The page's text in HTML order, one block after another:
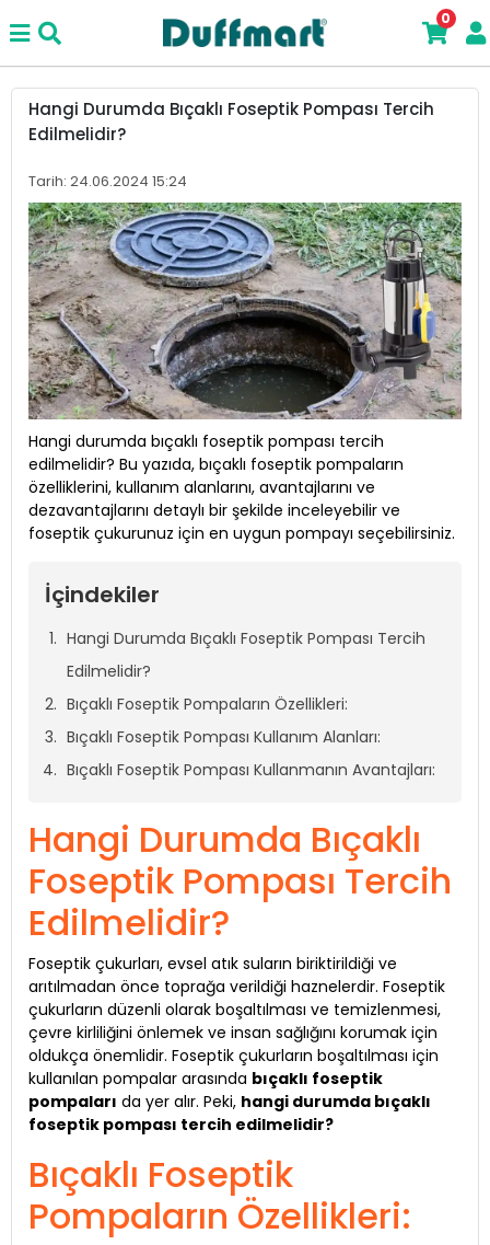
0
Hangi Durumda Bıçaklı Foseptik Pompası Tercih
Edilmelidir?
Tarih: 24.06.2024 15:24
Hangi durumda bıçaklı foseptik pompası tercih
edilmelidir? Bu yazıda, bıçaklı foseptik pompaların
özelliklerini, kullanım alanlarını, avantajlarını ve
dezavantajlarını detaylı bir şekilde inceleyebilir ve
foseptik çukurunuz için en uygun pompayı seçebilirsiniz.
İçindekiler
Hangi Durumda Bıçaklı Foseptik Pompası Tercih
Edilmelidir?
Bıçaklı Foseptik Pompaların Özellikleri:
Bıçaklı Foseptik Pompası Kullanım Alanları:
Bıçaklı Foseptik Pompası Kullanmanın Avantajları:
Hangi Durumda Bıçaklı
Foseptik Pompası Tercih
Edilmelidir?
Foseptik çukurları, evsel atık suların biriktirildiği ve
arıtılmadan önce toprağa verildiği haznelerdir. Foseptik
çukurların düzenli olarak boşaltılması ve temizlenmesi,
çevre kirliliğini önlemek ve insan sağlığını korumak için
oldukça önemlidir. Foseptik çukurların boşaltılması için
kullanılan pompalar arasında bıçaklı foseptik
pompaları da yer alır. Peki, hangi durumda bıçaklı
foseptik pompası tercih edilmelidir?
Bıçaklı Foseptik
Pompaların Özellikleri: